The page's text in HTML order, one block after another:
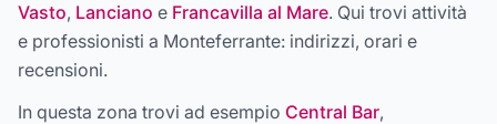
Vasto, Lanciano e Francavilla al Mare. Qui trovi attività
e professionisti a Monteferrante: indirizzi, orari e
recensioni.
In questa zona trovi ad esempio Central Bar,